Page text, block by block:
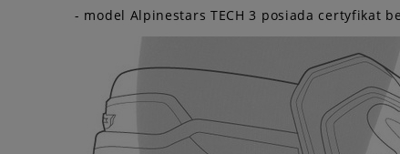
- model Alpinestars TECH 3 posiada certyfikat